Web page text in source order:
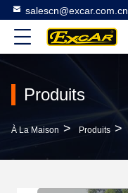
salescn@excar.com.cn
Produits
À La Maison > Produits >